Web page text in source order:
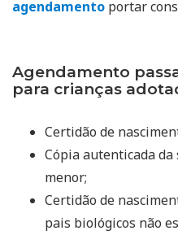
agendamento portar
Agendamento
para crianças
Certidão de
Cópia autenticada da
menor;
Certidão de
pais biológicos não